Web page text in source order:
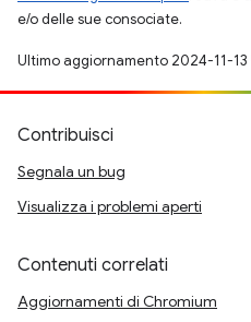
e/o delle sue consociate.
Ultimo aggiornamento 2024-11-13
Contribuisci
Segnala un bug
Visualizza i problemi aperti
Contenuti correlati
Aggiornamenti di Chromium